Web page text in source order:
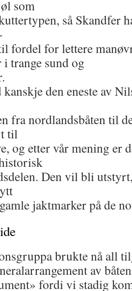
som
så Skandfer
fordel for lettere
i trange sund og
den eneste av
fra nordlandsbåten til
til
og etter vår mening er
Den vil bli
jaktmarker på de
brukte nå all
av
fordi vi stadig